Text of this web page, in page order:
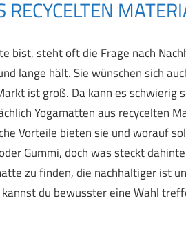
bist, steht oft die Frage nach
lange hält. Sie wünschen sich
ist groß. Da kann es schwierig
Yogamatten aus recycelten
Vorteile bieten sie und worauf
Gummi, doch was steckt
zu finden, die nachhaltiger ist
du bewusster eine Wahl